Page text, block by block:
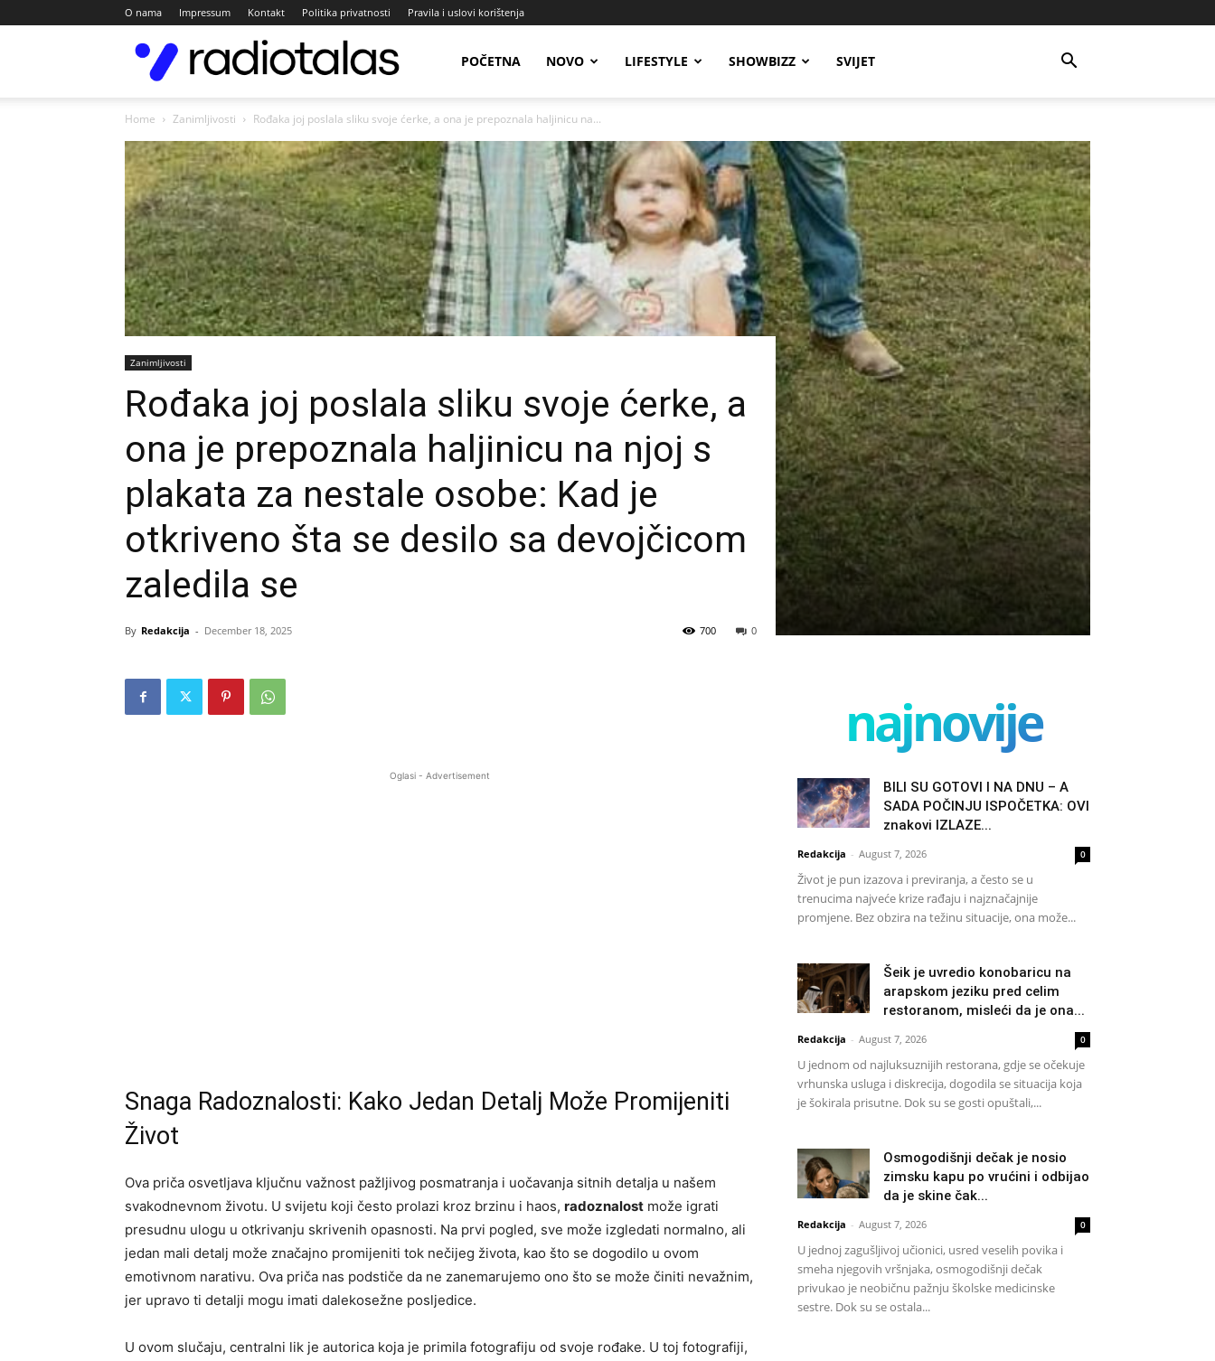
O nama Impressum Kontakt Politika privatnosti Pravila i uslovi korištenja
POČETNA NOVO LIFESTYLE SHOWBIZZ SVIJET
Home Zanimljivosti Rođaka joj poslala sliku svoje ćerke, a ona je prepoznala haljinicu na...
Zanimljivosti
Rođaka joj poslala sliku svoje ćerke, a
ona je prepoznala haljinicu na njoj s
plakata za nestale osobe: Kad je
otkriveno šta se desilo sa devojčicom
zaledila se
By Redakcija - December 18, 2025 0
700
Oglasi - Advertisement
Snaga Radoznalosti: Kako Jedan Detalj Može Promijeniti
Život
Ova priča osvetljava ključnu važnost pažljivog posmatranja i uočavanja sitnih detalja u našem
svakodnevnom životu. U svijetu koji često prolazi kroz brzinu i haos, radoznalost može igrati
presudnu ulogu u otkrivanju skrivenih opasnosti. Na prvi pogled, sve može izgledati normalno, ali
jedan mali detalj može značajno promijeniti tok nečijeg života, kao što se dogodilo u ovom
emotivnom narativu. Ova priča nas podstiče da ne zanemarujemo ono što se može činiti nevažnim,
jer upravo ti detalji mogu imati dalekosežne posljedice.
U ovom slučaju, centralni lik je autorica koja je primila fotografiju od svoje rođake. U toj fotografiji,
najnovije
BILI SU GOTOVI I NA DNU – A
SADA POČINJU ISPOČETKA: OVI
znakovi IZLAZE...
Redakcija - August 7, 2026 0
Život je pun izazova i previranja, a često se u
trenucima najveće krize rađaju i najznačajnije
promjene. Bez obzira na težinu situacije, ona može...
Šeik je uvredio konobaricu na
arapskom jeziku pred celim
restoranom, misleći da je ona...
Redakcija - August 7, 2026 0
U jednom od najluksuznijih restorana, gdje se očekuje
vrhunska usluga i diskrecija, dogodila se situacija koja
je šokirala prisutne. Dok su se gosti opuštali,...
Osmogodišnji dečak je nosio
zimsku kapu po vrućini i odbijao
da je skine čak...
Redakcija - August 7, 2026 0
U jednoj zagušljivoj učionici, usred veselih povika i
smeha njegovih vršnjaka, osmogodišnji dečak
privukao je neobičnu pažnju školske medicinske
sestre. Dok su se ostala...